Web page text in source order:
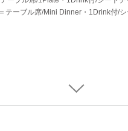
テーブル席/Mini Dinner・1Drink付/